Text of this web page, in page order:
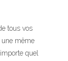
tous vos
une même
quel